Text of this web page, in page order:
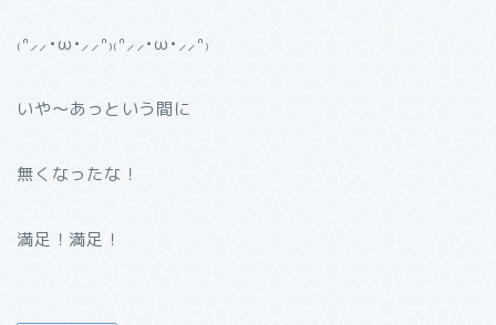
₍ᐢ⸝⸝•ω•⸝⸝ᐢ₎₍ᐢ⸝⸝•ω•⸝⸝ᐢ₎
いや〜あっという間に
無くなったな！
満足！満足！